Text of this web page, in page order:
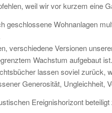
weil wir vor kurzem eine
geschlossene Wohnanlagen
verschiedene Versionen
Wachstum aufgebaut ist.
lassen soviel zurück,
Generosität, Ungleichheit,
Ereignishorizont